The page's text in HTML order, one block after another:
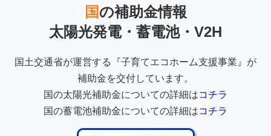
国の補助金情報
太陽光発電・蓄電池・V2H
国土交通省が運営する『子育てエコホーム支援事業』が
補助金を交付しています。
国の太陽光補助金についての詳細はコチラ
国の蓄電池補助金についての詳細はコチラ